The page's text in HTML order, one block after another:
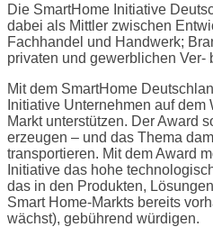
Die SmartHome Initiative
dabei als Mittler zwischen
Fachhandel und Handwerk;
privaten und gewerblichen Ver-
Mit dem SmartHome
Initiative Unternehmen auf dem
Markt unterstützen. Der Award
erzeugen – und das Thema
transportieren. Mit dem Award
Initiative das hohe
das in den Produkten,
Smart Home-Markts bereits
wächst), gebührend würdigen.